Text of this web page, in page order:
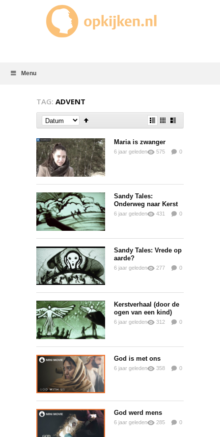
Menu
TAG: ADVENT
Maria is zwanger
6 jaar geleden 575
0
Sandy Tales:
Onderweg naar Kerst
6 jaar geleden 431
0
Sandy Tales: Vrede op
aarde?
6 jaar geleden 277
0
Kerstverhaal (door de
ogen van een kind)
6 jaar geleden 312
0
God is met ons
6 jaar geleden 358
0
God werd mens
6 jaar geleden 285
0